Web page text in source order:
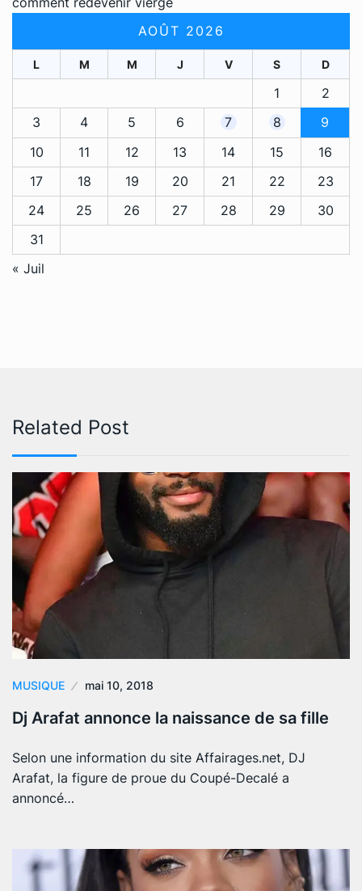
AOÛT 2026
L M M J V S D
1
2
3
4 5 6 7 8
9
10
11 12 13 14 15
16
17
18 19 20 21 22
23
24
25 26 27 28 29
30
31
« Juil
Related Post
MUSIQUE mai 10, 2018
Dj Arafat annonce la naissance de sa fille
Selon une information du site Affairages.net, DJ
Arafat, la figure de proue du Coupé-Decalé a
annoncé…